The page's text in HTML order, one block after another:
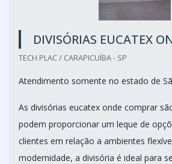
DIVISÓRIAS EUCATEX
TECH PLAC / CARAPICUÍBA - SP
Atendimento somente no estado de
As divisórias eucatex onde comprar
podem proporcionar um leque de
clientes em relação a ambientes
modernidade, a divisória é ideal para